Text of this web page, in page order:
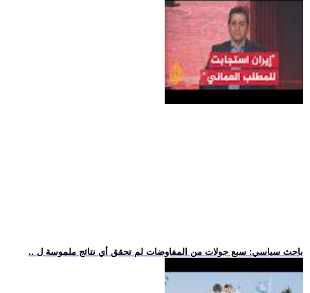
.. باحث سياسي: سبع جولات من المفاوضات لم تحقق أي نتائج ملموسة ل